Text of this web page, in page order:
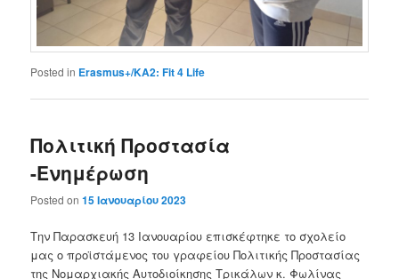
Posted in Erasmus+/KA2: Fit 4 Life
Πολιτική Προστασία
-Ενημέρωση
Posted on15 Ιανουαρίου 2023
Την Παρασκευή 13 Ιανουαρίου επισκέφτηκε το σχολείο
μας ο προϊστάμενος του γραφείου Πολιτικής Προστασίας
της Νομαρχιακής Αυτοδιοίκησης Τρικάλων κ. Φωλίνας